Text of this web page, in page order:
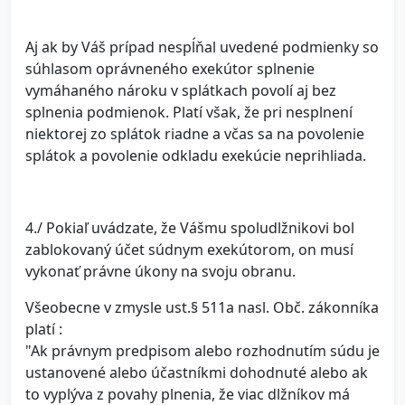
Aj ak by Váš prípad nespĺňal uvedené podmienky so
súhlasom oprávneného exekútor splnenie
vymáhaného nároku v splátkach povolí aj bez
splnenia podmienok. Platí však, že pri nesplnení
niektorej zo splátok riadne a včas sa na povolenie
splátok a povolenie odkladu exekúcie neprihliada.
4./ Pokiaľ uvádzate, že Vášmu spoludlžnikovi bol
zablokovaný účet súdnym exekútorom, on musí
vykonať právne úkony na svoju obranu.
Všeobecne v zmysle ust.§ 511a nasl. Obč. zákonníka
platí :
"Ak právnym predpisom alebo rozhodnutím súdu je
ustanovené alebo účastníkmi dohodnuté alebo ak
to vyplýva z povahy plnenia, že viac dlžníkov má